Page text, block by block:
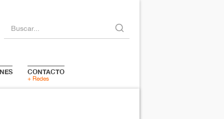
Buscar...
CONTACTO
+ Redes